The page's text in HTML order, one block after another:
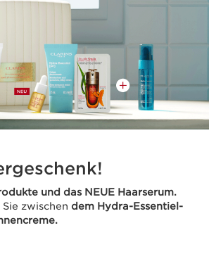
und das NEUE Haarserum.
zwischen dem Hydra-Essentiel-